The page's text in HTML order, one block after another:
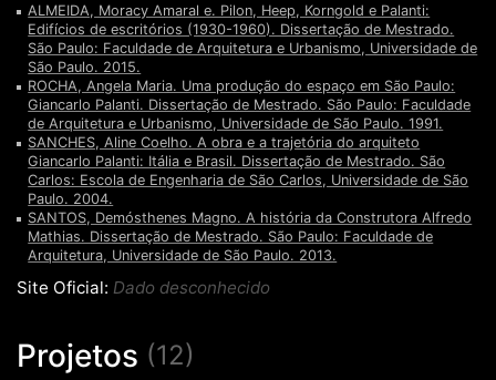
ALMEIDA, Moracy Amaral e. Pilon, Heep, Korngold e Palanti:
Edifícios de escritórios (1930-1960). Dissertação de Mestrado.
São Paulo: Faculdade de Arquitetura e Urbanismo, Universidade de
São Paulo. 2015.
ROCHA, Angela Maria. Uma produção do espaço em São Paulo:
Giancarlo Palanti. Dissertação de Mestrado. São Paulo: Faculdade
de Arquitetura e Urbanismo, Universidade de São Paulo. 1991.
SANCHES, Aline Coelho. A obra e a trajetória do arquiteto
Giancarlo Palanti: Itália e Brasil. Dissertação de Mestrado. São
Carlos: Escola de Engenharia de São Carlos, Universidade de São
Paulo. 2004.
SANTOS, Demósthenes Magno. A história da Construtora Alfredo
Mathias. Dissertação de Mestrado. São Paulo: Faculdade de
Arquitetura, Universidade de São Paulo. 2013.
Site Oficial: Dado desconhecido
Projetos (12)